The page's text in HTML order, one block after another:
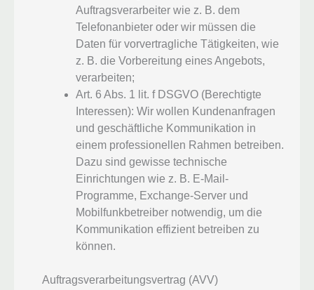
Auftragsverarbeiter wie z. B. dem
Telefonanbieter oder wir müssen die
Daten für vorvertragliche Tätigkeiten, wie
z. B. die Vorbereitung eines Angebots,
verarbeiten;
Art. 6 Abs. 1 lit. f DSGVO (Berechtigte
Interessen): Wir wollen Kundenanfragen
und geschäftliche Kommunikation in
einem professionellen Rahmen betreiben.
Dazu sind gewisse technische
Einrichtungen wie z. B. E-Mail-
Programme, Exchange-Server und
Mobilfunkbetreiber notwendig, um die
Kommunikation effizient betreiben zu
können.
Auftragsverarbeitungsvertrag (AVV)